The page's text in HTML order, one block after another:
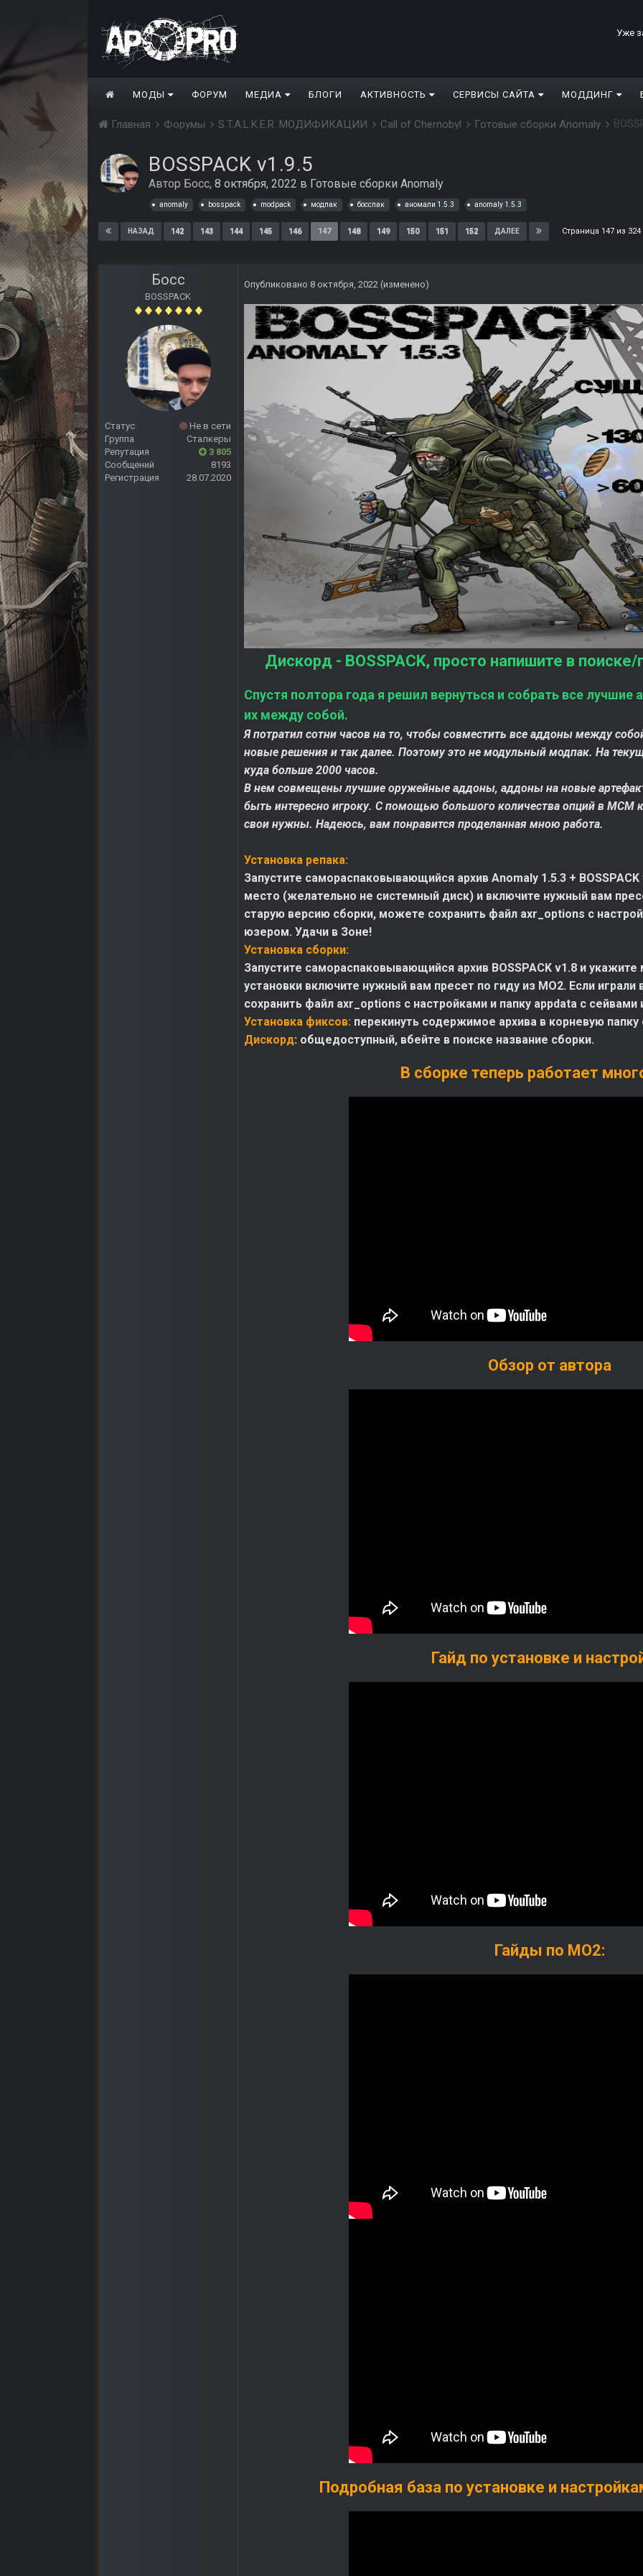
Уже
МОДЫ ФОРУМ МЕДИА БЛОГИ АКТИВНОСТЬ СЕРВИСЫ САЙТА МОДДИНГ
Главная Форумы S.T.A.L.K.E.R. МОДИФИКАЦИИ Call of Chernobyl Готовые сборки Anomaly
BOSSPACK v1.9.5
Автор Босс, 8 октября, 2022 в Готовые сборки Anomaly
anomaly bosspack modpack модпак босспак аномали 1.5.3 anomaly 1.5.3
НАЗАД 142 143 144 145 146 147 148 149 150 151 152 ДАЛЕЕ Страница 147 из
Босс
BOSSPACK
Статус
Не в сети
Группа
Сталкеры
Репутация
3 805
Сообщений
8193
Регистрация
28.07.2020
Опубликовано 8 октября, 2022 (изменено)
Дискорд - BOSSPACK, просто напишите в
Спустя полтора года я решил вернуться и собрать все
их между собой.
Я потратил сотни часов на то, чтобы совместить все аддоны между
новые решения и так далее. Поэтому это не модульный модпак. На
куда больше 2000 часов.
В нем совмещены лучшие оружейные аддоны, аддоны на новые
быть интересно игроку. С помощью большого количества опций в МСМ
свои нужны. Надеюсь, вам понравится проделанная мною работа.
Установка репака:
Запустите самораспаковывающийся архив Anomaly 1.5.3 +
место (желательно не системный диск) и включите нужный вам
старую версию сборки, можете сохранить файл axr_options с
юзером. Удачи в Зоне!
Установка сборки:
Запустите самораспаковывающийся архив BOSSPACK v1.8 и
установки включите нужный вам пресет по гиду из МО2. Если
сохранить файл axr_options с настройками и папку appdata с
Установка фиксов: перекинуть содержимое архива в корневую папку
Дискорд: общедоступный, вбейте в поиске название сборки.
В сборке теперь работает
Обзор от автора
Гайд по установке и
Гайды по МО2:
Подробная база по установке и